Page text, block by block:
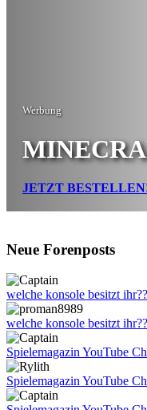
Werbung
JETZT
Neue Forenposts
welche konsole besitzt ihr??
welche konsole besitzt ihr??
Spielemagazin YouTube
Spielemagazin YouTube